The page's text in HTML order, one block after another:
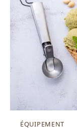
ÉQUIPEMENT